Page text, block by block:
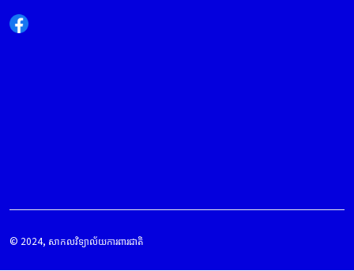
© 2024, សាកលវិទ្យាល័យការពារជាតិ